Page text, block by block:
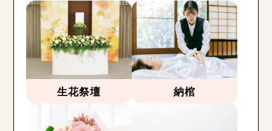
生花祭壇 納棺